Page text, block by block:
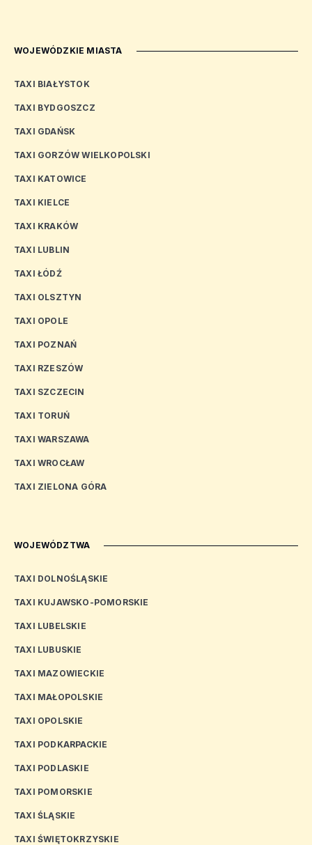
WOJEWÓDZKIE MIASTA
TAXI BIAŁYSTOK
TAXI BYDGOSZCZ
TAXI GDAŃSK
TAXI GORZÓW WIELKOPOLSKI
TAXI KATOWICE
TAXI KIELCE
TAXI KRAKÓW
TAXI LUBLIN
TAXI ŁÓDŹ
TAXI OLSZTYN
TAXI OPOLE
TAXI POZNAŃ
TAXI RZESZÓW
TAXI SZCZECIN
TAXI TORUŃ
TAXI WARSZAWA
TAXI WROCŁAW
TAXI ZIELONA GÓRA
WOJEWÓDZTWA
TAXI DOLNOŚLĄSKIE
TAXI KUJAWSKO-POMORSKIE
TAXI LUBELSKIE
TAXI LUBUSKIE
TAXI MAZOWIECKIE
TAXI MAŁOPOLSKIE
TAXI OPOLSKIE
TAXI PODKARPACKIE
TAXI PODLASKIE
TAXI POMORSKIE
TAXI ŚLĄSKIE
TAXI ŚWIĘTOKRZYSKIE